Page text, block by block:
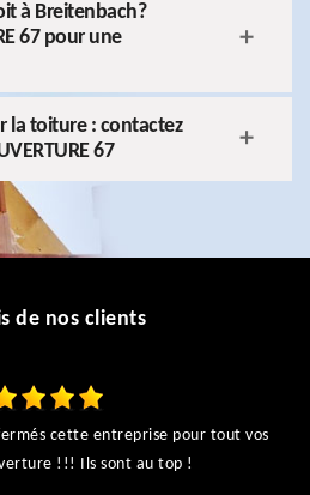
à Breitenbach?
67 pour une
la toiture : contactez
67
de nos clients
cette entreprise pour tout vos
!!! Ils sont au top !